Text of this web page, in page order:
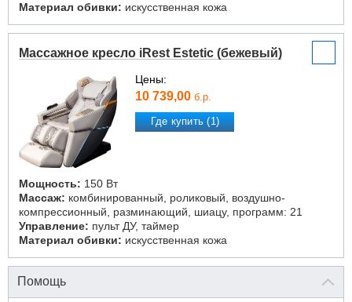
Материал обивки: искусственная кожа
Массажное кресло iRest Estetic (бежевый)
Цены:
10 739,00 б.р.
Где купить (1)
Мощность: 150 Вт
Массаж: комбинированный, роликовый, воздушно-
компрессионный, разминающий, шиацу, программ: 21
Управление: пульт ДУ, таймер
Материал обивки: искусственная кожа
Помощь